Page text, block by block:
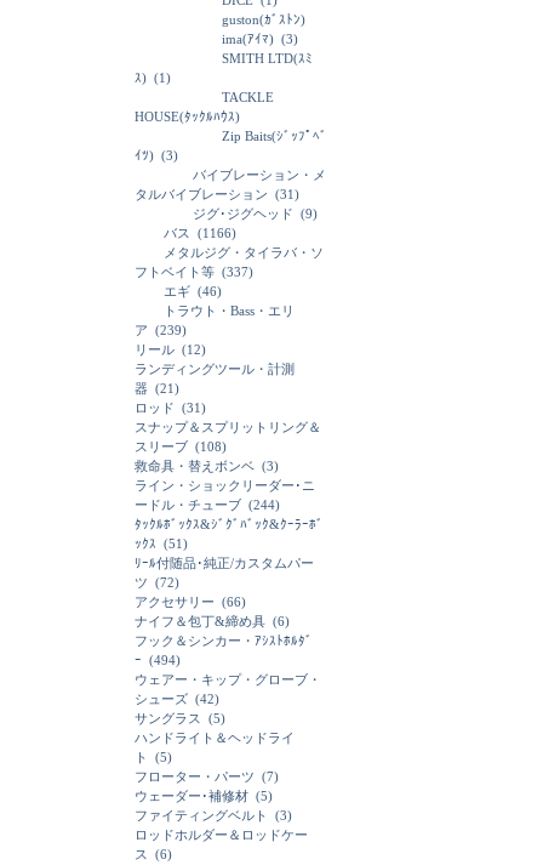
guston(ｶﾞｽﾄﾝ)
ima(ｱｲﾏ)(3)
SMITH LTD(ｽﾐ
ｽ)(1)
TACKLE
HOUSE(ﾀｯｸﾙﾊｳｽ)
Zip Baits(ｼﾞｯﾌﾟﾍﾞ
ｲﾂ)(3)
バイブレーション・メ
タルバイブレーション (31)
ジグ･ジグヘッド (9)
バス
(1166)
メタルジグ・タイラバ・ソ
フトベイト等(337)
エギ(46)
トラウト・Bass・エリ
ア (239)
リール(12)
ランディングツール・計測
器(21)
ロッド (31)
スナップ＆スプリットリング＆
スリーブ(108)
救命具・替えボンベ(3)
ライン・ショックリーダー･ニ
ードル・チューブ(244)
ﾀｯｸﾙﾎﾞｯｸｽ&ｼﾞｸﾞﾊﾞｯｸ&ｸｰﾗｰﾎﾞ
ｯｸｽ (51)
ﾘｰﾙ付随品･純正/カスタムパー
ツ (72)
アクセサリー (66)
ナイフ＆包丁&締め具(6)
フック＆シンカー・ｱｼｽﾄﾎﾙﾀﾞ
ｰ (494)
ウェアー・キップ・グローブ・
シューズ(42)
サングラス
(5)
ハンドライト＆ヘッドライ
ト
(5)
フローター・パーツ (7)
ウェーダー･補修材(5)
ファイティングベルト
(3)
ロッドホルダー＆ロッドケー
ス
(6)